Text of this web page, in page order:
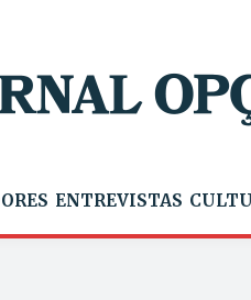
ENTREVISTAS